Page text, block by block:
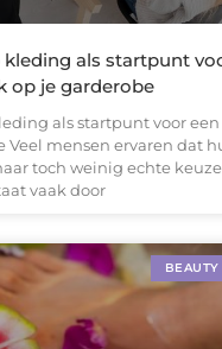
als startpunt
op je garderobe
als startpunt voor
Veel mensen ervaren dat
toch weinig echte
vaak door